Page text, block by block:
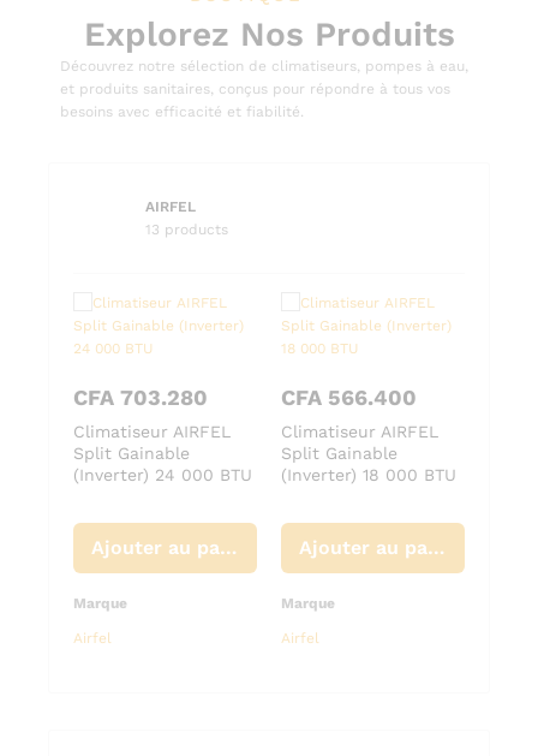
Explorez Nos Produits
Découvrez notre sélection de climatiseurs, pompes à eau,
et produits sanitaires, conçus pour répondre à tous vos
besoins avec efficacité et fiabilité.
AIRFEL
13 products
CFA 703.280
Climatiseur AIRFEL
Split Gainable
(Inverter) 24 000 BTU
Ajouter au panier
Marque
Airfel
CFA 566.400
Climatiseur AIRFEL
Split Gainable
(Inverter) 18 000 BTU
Ajouter au panier
Marque
Airfel